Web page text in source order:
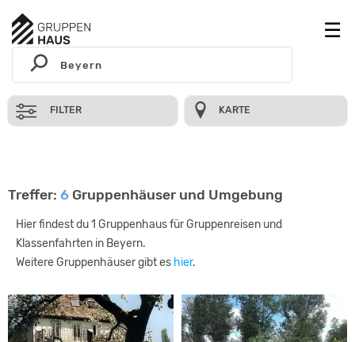
FILTER KARTE
Treffer: 6 Gruppenhäuser und Umgebung
Hier findest du 1 Gruppenhaus für Gruppenreisen und
Klassenfahrten in Beyern.
Weitere Gruppenhäuser gibt es hier.